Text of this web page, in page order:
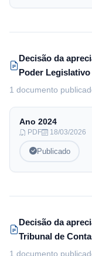
Decisão da
Poder
1 documento
Ano 2024
PDF 18/03/2026
Publicado
Decisão da
Tribunal de
1 documento